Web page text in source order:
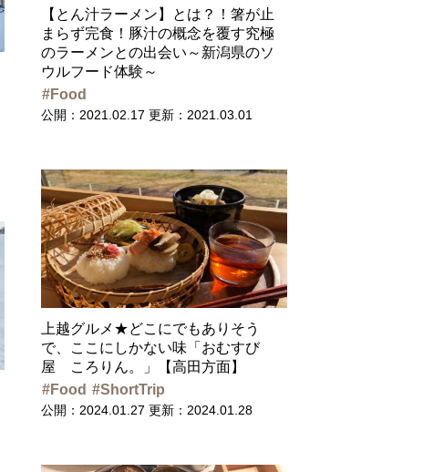
【とん汁ラーメン】とは？！箸が止
まらず完食！豚汁の概念を覆す究極
のラーメンとの出会い～新潟県のソ
ウルフード体験～
Food
公開：2021.02.17 更新：2021.03.01
上越グルメ★どこにでもありそう
で、ここにしかない味「おむすび
屋 ころりん。」【高田方面】
Food
ShortTrip
公開：2024.01.27 更新：2024.01.28